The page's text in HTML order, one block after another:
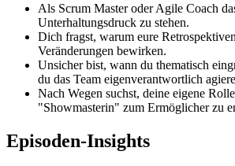
Als Scrum Master oder Agile Coach
Unterhaltungsdruck zu stehen.
Dich fragst, warum eure
Veränderungen bewirken.
Unsicher bist, wann du thematisch
du das Team eigenverantwortlich
Nach Wegen suchst, deine eigene
"Showmasterin" zum Ermöglicher zu
Episoden-Insights